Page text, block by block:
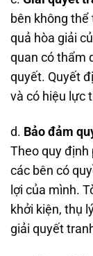
bên không thể
quả hòa giải
quan có thẩm
quyết. Quyết
và có hiệu lực
d. Bảo đảm
Theo quy định
các bên có
lợi của mình.
khởi kiện, thụ
giải quyết